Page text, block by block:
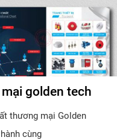
golden tech
thương mại Golden
cùng